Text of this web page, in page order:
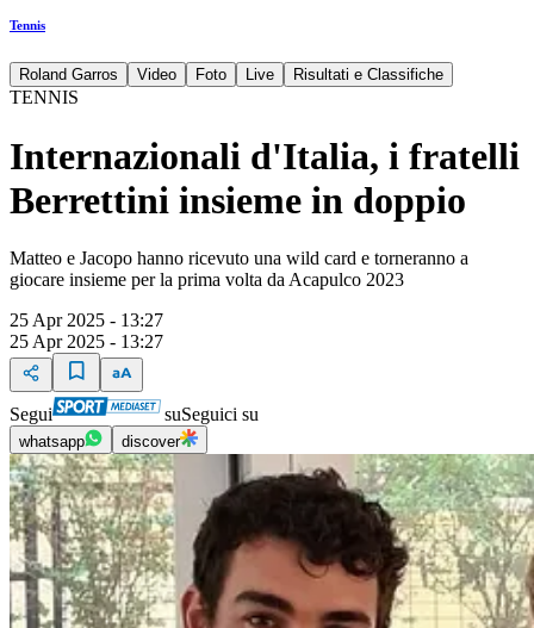
Tennis
Roland Garros Video Foto Live Risultati e Classifiche
TENNIS
Internazionali d'Italia, i fratelli
Berrettini insieme in doppio
Matteo e Jacopo hanno ricevuto una wild card e torneranno a
giocare insieme per la prima volta da Acapulco 2023
25 Apr 2025 - 13:27
25 Apr 2025 - 13:27
Segui suSeguici su
whatsapp discover